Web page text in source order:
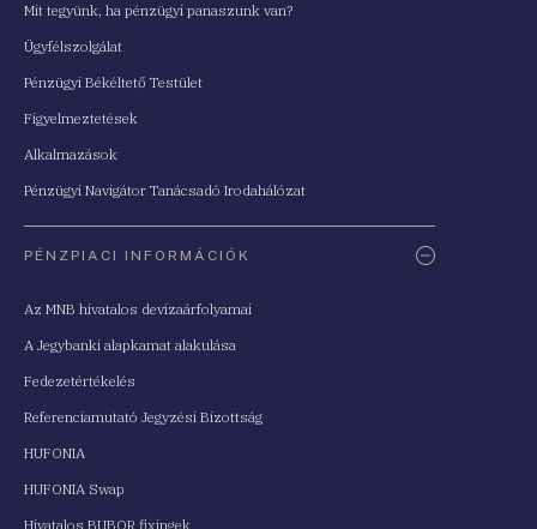
Mit tegyünk, ha pénzügyi panaszunk van?
Ügyfélszolgálat
Pénzügyi Békéltető Testület
Figyelmeztetések
Alkalmazások
Pénzügyi Navigátor Tanácsadó Irodahálózat
PÉNZPIACI INFORMÁCIÓK
Az MNB hivatalos devizaárfolyamai
A Jegybanki alapkamat alakulása
Fedezetértékelés
Referenciamutató Jegyzési Bizottság
HUFONIA
HUFONIA Swap
Hivatalos BUBOR fixingek